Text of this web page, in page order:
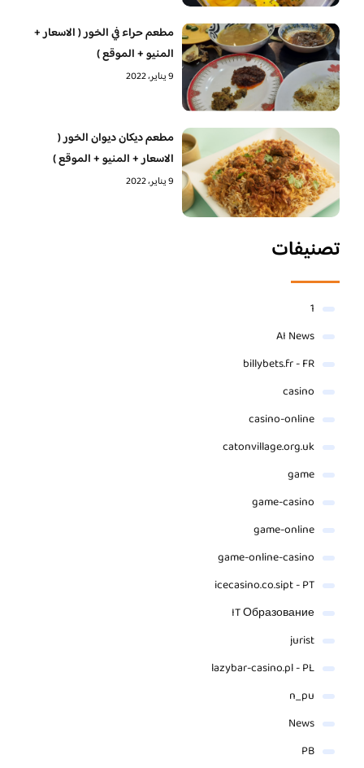
مطعم حراء في الخور ( الاسعار +
المنيو + الموقع )
9 يناير، 2022
مطعم ديكان ديوان الخور (
الاسعار + المنيو + الموقع )
9 يناير، 2022
تصنيفات
1
AI News
billybets.fr - FR
casino
casino-online
catonvillage.org.uk
game
game-casino
game-online
game-online-casino
icecasino.co.sipt - PT
IT Образование
jurist
lazybar-casino.pl - PL
n_pu
News
PB